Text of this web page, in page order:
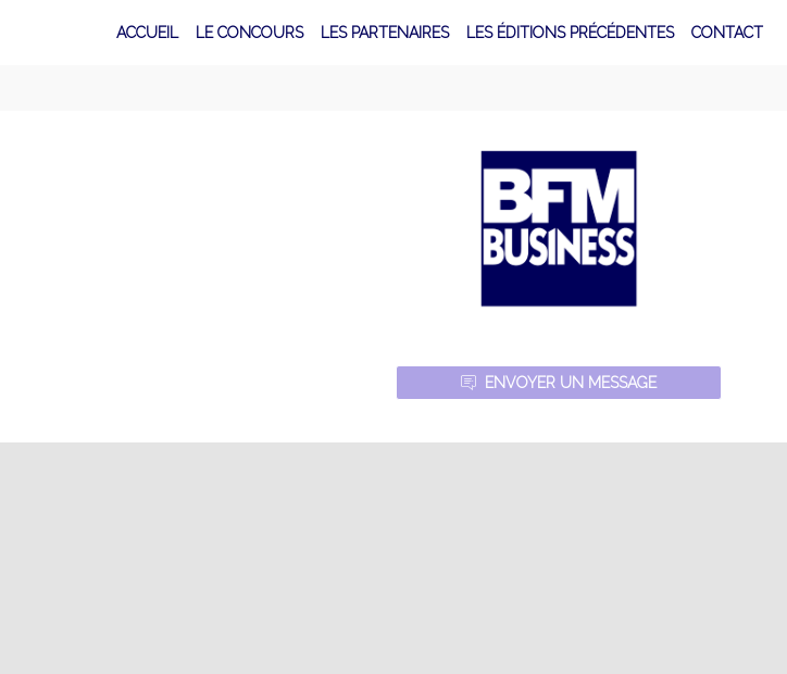
ACCUEIL LE CONCOURS LES PARTENAIRES LES ÉDITIONS PRÉCÉDENTES CONTACT
ENVOYER UN MESSAGE